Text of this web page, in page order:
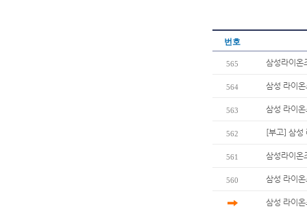
번호
565 삼성라이온
564 삼성 라이
563 삼성 라이
562 [부고] 삼성
561 삼성라이온
560 삼성 라이
삼성 라이